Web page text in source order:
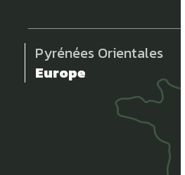
Pyrénées Orientales
Europe